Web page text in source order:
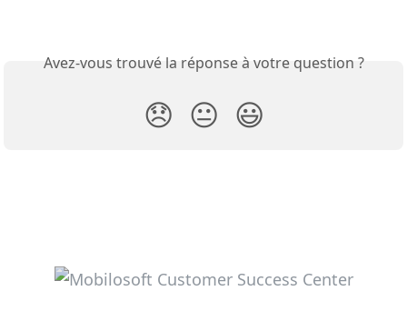
Avez-vous trouvé la réponse à votre question ?
😞 😐 😃